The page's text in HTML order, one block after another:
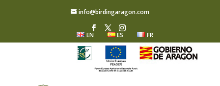
info@birdingaragon.com
EN ES FR